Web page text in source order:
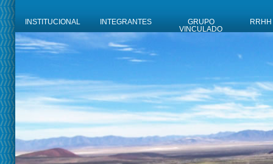
INSTITUCIONAL INTEGRANTES
GRUPO
VINCULADO
RRHH